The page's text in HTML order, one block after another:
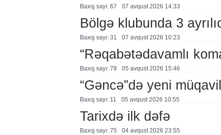
Baxış sayı: 67 07 avqust 2026 14:33
Bölgə klubunda 3
Baxış sayı: 31 07 avqust 2026 10:23
“Rəqabətədavamlı
Baxış sayı: 78 05 avqust 2026 15:46
“Gəncə”də yeni
Baxış sayı: 11 05 avqust 2026 10:55
Tarixdə ilk dəfə
Baxış sayı: 75 04 avqust 2026 23:55